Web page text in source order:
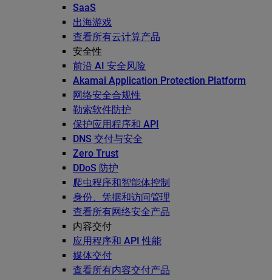
SaaS
出海游戏
查看所有云计算产品
安全性
前沿 AI 安全风险
Akamai Application Protection Platform
网络安全合规性
勒索软件防护
保护应用程序和 API
DNS 交付与安全
Zero Trust
DDoS 防护
爬虫程序和智能体控制
身份、凭据和访问管理
查看所有网络安全产品
内容交付
应用程序和 API 性能
媒体交付
查看所有内容交付产品